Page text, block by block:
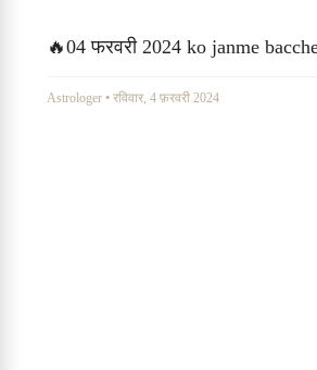
🔥04 फरवरी 2024 ko janme
Astrologer • रविवार, 4 फ़रवरी 2024